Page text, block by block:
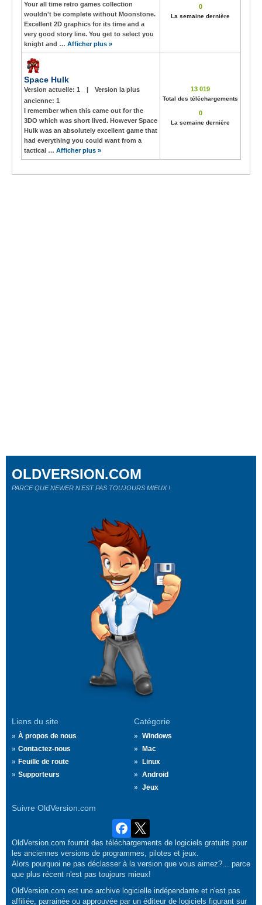
Your all time retro games collection
wouldn't be complete without Moonstone.
Excellent 2D graphics for its time and a
very good story line. You get to select you
knight and … Afficher plus »
0
La semaine dernière
Space Hulk
Version actuelle: 1 |
Version la plus
ancienne: 1
I remember when this came out for the
3DO which was short lived. However Space
Hulk was an absolutely excellent game that
had everything you could want from a
tactical … Afficher plus »
13 019
Total des téléchargements
0
La semaine dernière
Liens du site
À propos de nous
Contactez-nous
Feuille de route
Supporteurs
Catégorie
Windows
Mac
Linux
Android
Jeux
Suivre OldVersion.com
OLDVERSION.COM
PARCE QUE NEWER N'EST PAS TOUJOURS MIEUX !
OldVersion.com fournit des téléchargements de logiciels gratuits pour
les anciennes versions de programmes, pilotes et jeux.
Alors pourquoi ne pas déclasser à la version que vous aimez?... parce
que plus récent n'est pas toujours mieux!
OldVersion.com est une archive logicielle indépendante et n'est pas
affiliée, parrainée ou approuvée par un éditeur de logiciels figurant sur